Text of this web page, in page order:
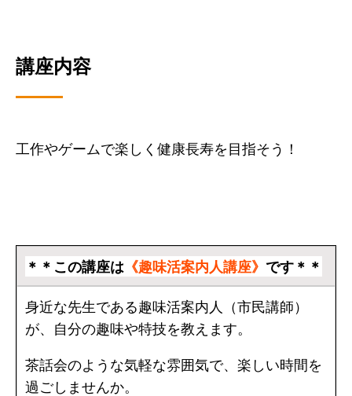
講座内容
工作やゲームで楽しく健康長寿を目指そう！
＊＊この講座は 《趣味活案内人講座》 です＊＊
身近な先生である趣味活案内人（市民講師）
が、自分の趣味や特技を教えます。
茶話会のような気軽な雰囲気で、楽しい時間を
過ごしませんか。